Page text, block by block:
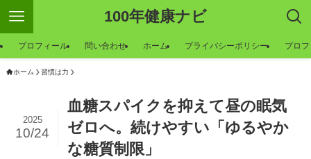
100年健康ナビ
プロフィール 問い合わせ ホーム プライバシーポリシー プロ
ホーム 習慣は力
血糖スパイクを抑えて昼の眠気
ゼロへ。続けやすい「ゆるやか
な糖質制限」
2025
10/24